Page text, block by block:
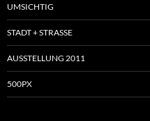
UMSICHTIG
STADT + STRASSE
AUSSTELLUNG 2011
500PX